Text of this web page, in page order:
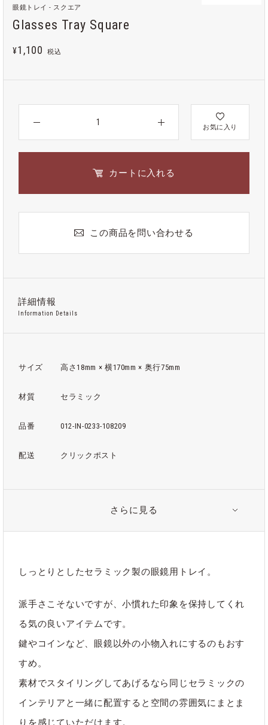
眼鏡トレイ - スクエア
Glasses Tray Square
¥1,100 税込
お気に入り
カートに入れる
この商品を問い合わせる
詳細情報
Information Details
サイズ 高さ18mm × 横170mm × 奥行75mm
材質 セラミック
品番 012-IN-0233-108209
配送 クリックポスト
関連タグ
#インテリア #セラミック
#トレー
さらに見る
しっとりとしたセラミック製の眼鏡用トレイ。
派手さこそないですが、小慣れた印象を保持してくれ
る気の良いアイテムです。
鍵やコインなど、眼鏡以外の小物入れにするのもおす
すめ。
素材でスタイリングしてあげるなら同じセラミックの
インテリアと一緒に配置すると空間の雰囲気にまとま
りを感じていただけます。